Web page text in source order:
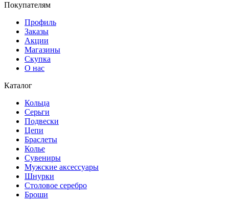
Покупателям
Профиль
Заказы
Акции
Магазины
Скупка
О нас
Каталог
Кольца
Серьги
Подвески
Цепи
Браслеты
Колье
Сувениры
Мужские аксессуары
Шнурки
Столовое серебро
Броши